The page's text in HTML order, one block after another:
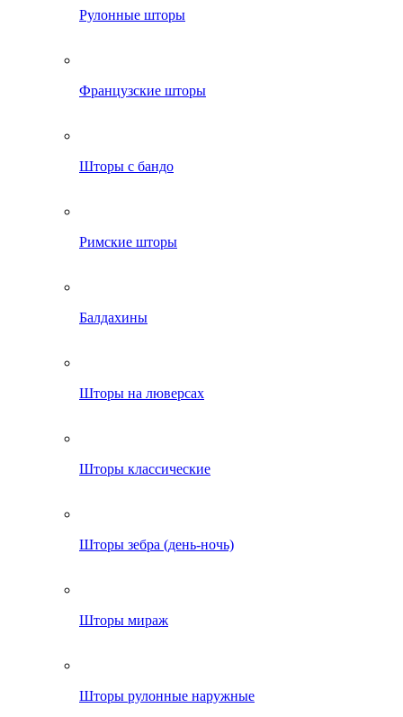
Рулонные шторы
Французские шторы
Шторы с бандо
Римские шторы
Балдахины
Шторы на люверсах
Шторы классические
Шторы зебра (день-ночь)
Шторы мираж
Шторы рулонные наружные